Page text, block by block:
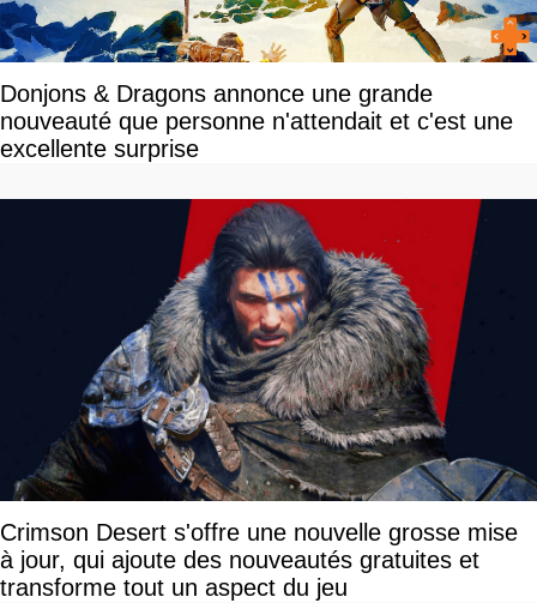
Donjons & Dragons annonce une grande
nouveauté que personne n'attendait et c'est une
excellente surprise
Crimson Desert s'offre une nouvelle grosse mise
à jour, qui ajoute des nouveautés gratuites et
transforme tout un aspect du jeu